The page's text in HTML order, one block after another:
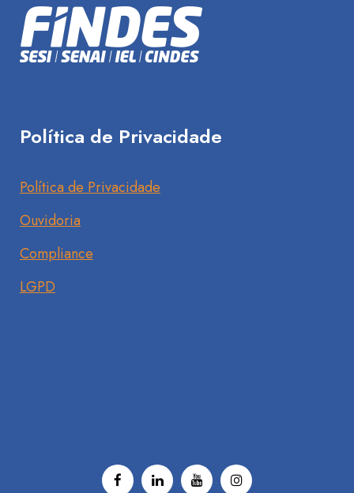
Política de Privacidade
Política de Privacidade
Ouvidoria
Compliance
LGPD